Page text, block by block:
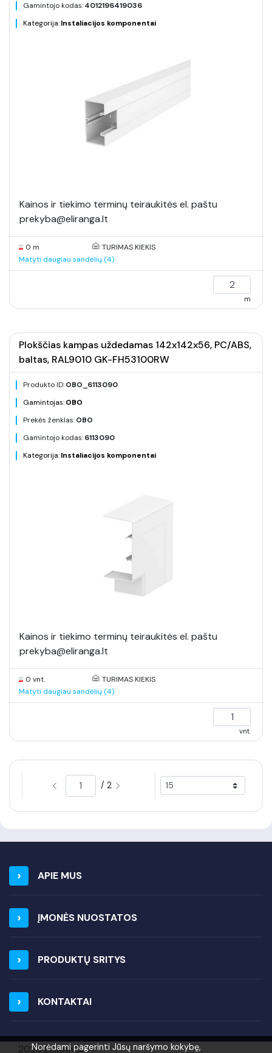
Norėdami pagerinti Jūsų naršymo kokybę,
Gamintojo kodas:4012196419036
Kategorija:Instaliacijos komponentai
Kainos ir tiekimo terminų teiraukitės el. paštu
prekyba@eliranga.lt
0 m
TURIMAS KIEKIS
Matyti daugiau sandėlių (4)
m
Plokščias kampas uždedamas 142x142x56, PC/ABS,
baltas, RAL9010 GK-FH53100RW
Produkto ID:OBO_6113090
Gamintojas:OBO
Prekės ženklas:OBO
Gamintojo kodas:6113090
Kategorija:Instaliacijos komponentai
Kainos ir tiekimo terminų teiraukitės el. paštu
prekyba@eliranga.lt
0 vnt.
TURIMAS KIEKIS
Matyti daugiau sandėlių (4)
vnt.
/ 2
APIE MUS
ĮMONĖS NUOSTATOS
PRODUKTŲ SRITYS
KONTAKTAI
2026 ELIRANGA =